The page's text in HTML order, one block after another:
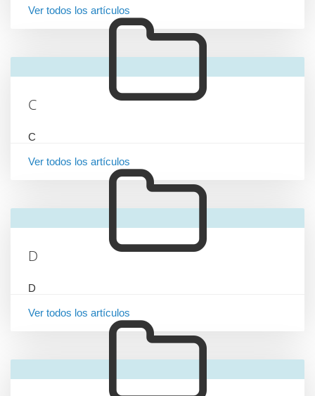
Ver todos los artículos
C
C
Ver todos los artículos
D
D
Ver todos los artículos